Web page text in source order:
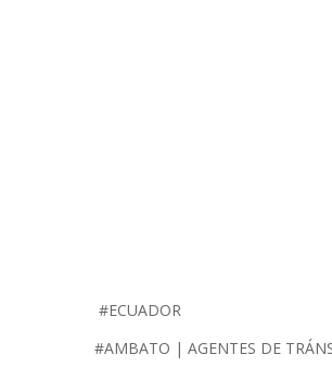
#ECUADOR
#AMBATO | AGENTES DE